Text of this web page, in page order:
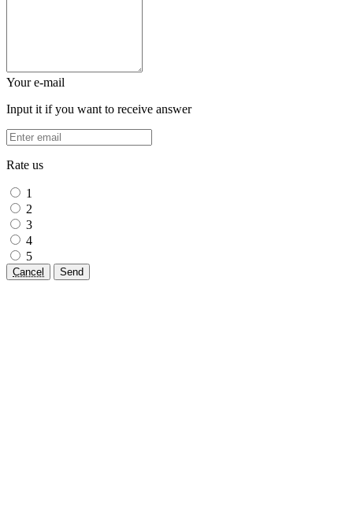
Your e-mail
Input it if you want to receive answer
Rate us
1
2
3
4
5
Cancel Send